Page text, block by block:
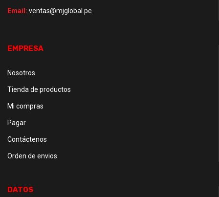
Email: ventas@mjglobal.pe
EMPRESA
Nosotros
Tienda de productos
Mi compras
Pagar
Contáctenos
Orden de envios
DATOS